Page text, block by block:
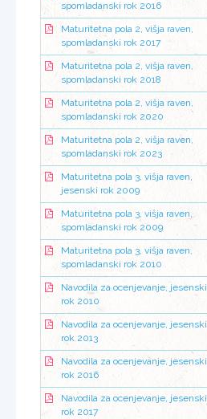
spomladanski rok 2016
Maturitetna pola 2, višja raven,
spomladanski rok 2017
Maturitetna pola 2, višja raven,
spomladanski rok 2018
Maturitetna pola 2, višja raven,
spomladanski rok 2020
Maturitetna pola 2, višja raven,
spomladanski rok 2023
Maturitetna pola 3, višja raven,
jesenski rok 2009
Maturitetna pola 3, višja raven,
spomladanski rok 2009
Maturitetna pola 3, višja raven,
spomladanski rok 2010
Navodila za ocenjevanje, jesenski
rok 2010
Navodila za ocenjevanje, jesenski
rok 2013
Navodila za ocenjevanje, jesenski
rok 2016
Navodila za ocenjevanje, jesenski
rok 2017